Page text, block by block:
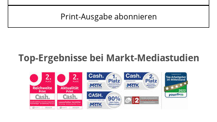
Print-Ausgabe abonnieren
Top-Ergebnisse bei Markt-Mediastudien